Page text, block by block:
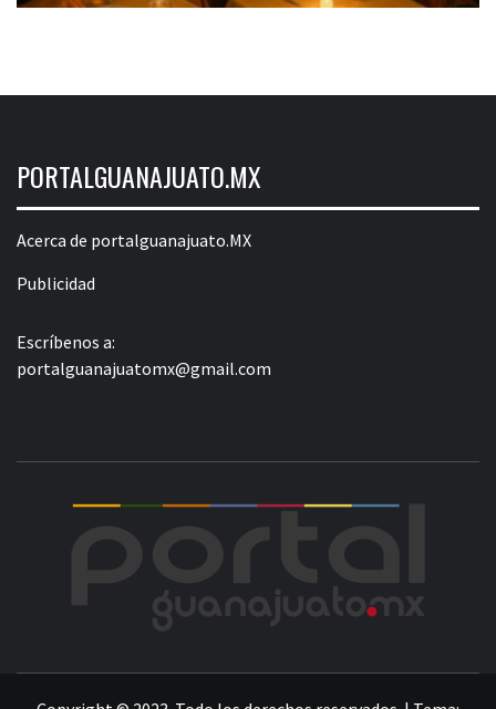
PORTALGUANAJUATO.MX
Acerca de portalguanajuato.MX
Publicidad
Escríbenos a:
portalguanajuatomx@gmail.com